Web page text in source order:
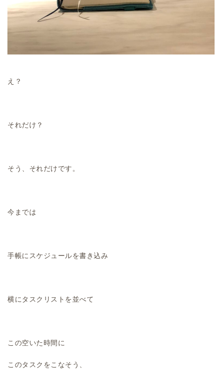
え？
それだけ？
そう、それだけです。
今までは
手帳にスケジュールを書き込み
横にタスクリストを並べて
この空いた時間に
このタスクをこなそう、